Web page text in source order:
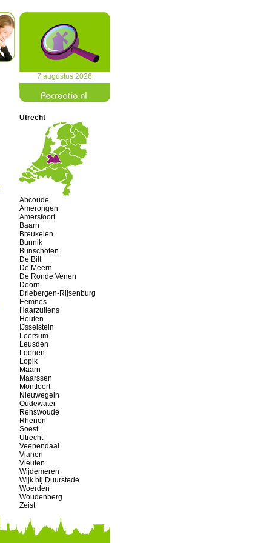
7 augustus 2026
Utrecht
Abcoude
Amerongen
Amersfoort
Baarn
Breukelen
Bunnik
Bunschoten
De Bilt
De Meern
De Ronde Venen
Doorn
Driebergen-Rijsenburg
Eemnes
Haarzuilens
Houten
IJsselstein
Leersum
Leusden
Loenen
Lopik
Maarn
Maarssen
Montfoort
Nieuwegein
Oudewater
Renswoude
Rhenen
Soest
Utrecht
Veenendaal
Vianen
Vleuten
Wijdemeren
Wijk bij Duurstede
Woerden
Woudenberg
Zeist